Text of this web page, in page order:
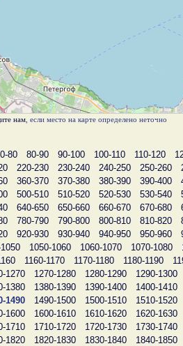
нам , если место на карте определено неточно
80 80-90 90-100 100-110 110-120
220-230 230-240 240-250 250-260
360-370 370-380 380-390 390-400
500-510 510-520 520-530 530-540
640-650 650-660 660-670 670-680
780-790 790-800 800-810 810-820
920-930 930-940 940-950 950-960
1050-1060 1060-1070 1070-1080
1160-1170 1170-1180 1180-1190
1270 1270-1280 1280-1290 1290-1300
1380 1380-1390 1390-1400 1400-1410
1490 1490-1500 1500-1510 1510-1520
1600 1600-1610 1610-1620 1620-1630
1710 1710-1720 1720-1730 1730-1740
1820 1820-1830 1830-1840 1840-1850